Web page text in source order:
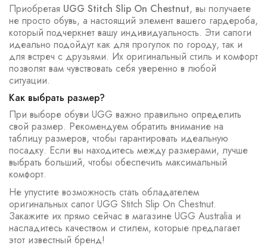
Приобретая UGG Stitch Slip On Chestnut, вы получаете
не просто обувь, а настоящий элемент вашего гардероба,
который подчеркнет вашу индивидуальность. Эти сапоги
идеально подойдут как для прогулок по городу, так и
для встреч с друзьями. Их оригинальный стиль и комфорт
позволят вам чувствовать себя уверенно в любой
ситуации.
Как выбрать размер?
При выборе обуви UGG важно правильно определить
свой размер. Рекомендуем обратить внимание на
таблицу размеров, чтобы гарантировать идеальную
посадку. Если вы находитесь между размерами, лучше
выбрать больший, чтобы обеспечить максимальный
комфорт.
Не упустите возможность стать обладателем
оригинальных сапог UGG Stitch Slip On Chestnut.
Закажите их прямо сейчас в магазине UGG Australia и
насладитесь качеством и стилем, которые предлагает
этот известный бренд!